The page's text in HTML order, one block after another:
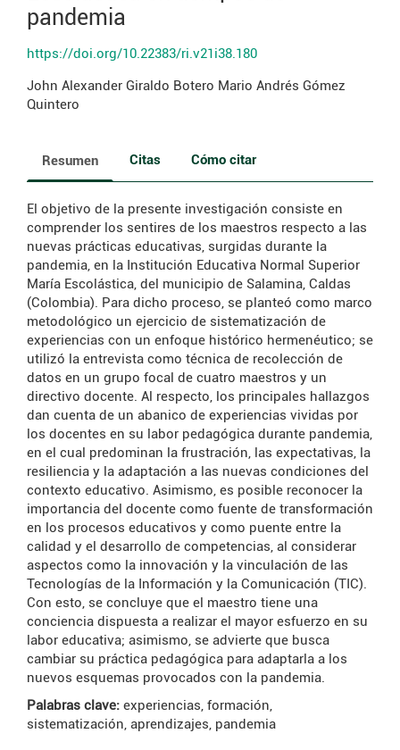
pandemia
https://doi.org/10.22383/ri.v21i38.180
John Alexander Giraldo Botero Mario Andrés Gómez
Quintero
Resumen Citas Cómo citar
El objetivo de la presente investigación consiste en
comprender los sentires de los maestros respecto a las
nuevas prácticas educativas, surgidas durante la
pandemia, en la Institución Educativa Normal Superior
María Escolástica, del municipio de Salamina, Caldas
(Colombia). Para dicho proceso, se planteó como marco
metodológico un ejercicio de sistematización de
experiencias con un enfoque histórico hermenéutico; se
utilizó la entrevista como técnica de recolección de
datos en un grupo focal de cuatro maestros y un
directivo docente. Al respecto, los principales hallazgos
dan cuenta de un abanico de experiencias vividas por
los docentes en su labor pedagógica durante pandemia,
en el cual predominan la frustración, las expectativas, la
resiliencia y la adaptación a las nuevas condiciones del
contexto educativo. Asimismo, es posible reconocer la
importancia del docente como fuente de transformación
en los procesos educativos y como puente entre la
calidad y el desarrollo de competencias, al considerar
aspectos como la innovación y la vinculación de las
Tecnologías de la Información y la Comunicación (TIC).
Con esto, se concluye que el maestro tiene una
conciencia dispuesta a realizar el mayor esfuerzo en su
labor educativa; asimismo, se advierte que busca
cambiar su práctica pedagógica para adaptarla a los
nuevos esquemas provocados con la pandemia.
Palabras clave: experiencias, formación,
sistematización, aprendizajes, pandemia